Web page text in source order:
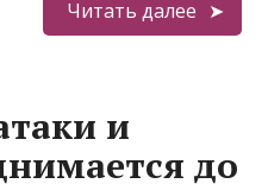
Читать далее
и
до